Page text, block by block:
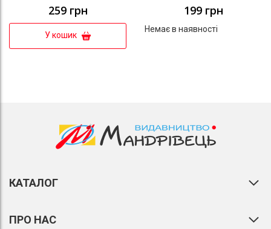
259 грн
У кошик
199 грн
Немає в наявності
КАТАЛОГ
ПРО НАС